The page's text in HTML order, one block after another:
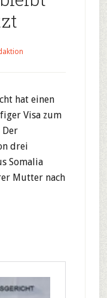
hat einen
Visa zum
Der
drei
Somalia
Mutter nach